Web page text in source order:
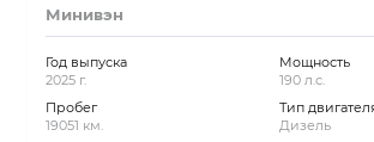
Минивэн
Год выпуска
2025 г.
Пробег
19051 км.
Мощность
190 л.с.
Тип
Дизель